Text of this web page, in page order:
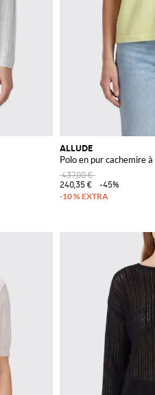
ALLUDE
Polo en pur cachemire
437,00 €
240,35 €
-45%